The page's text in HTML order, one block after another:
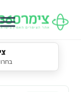
בחרו